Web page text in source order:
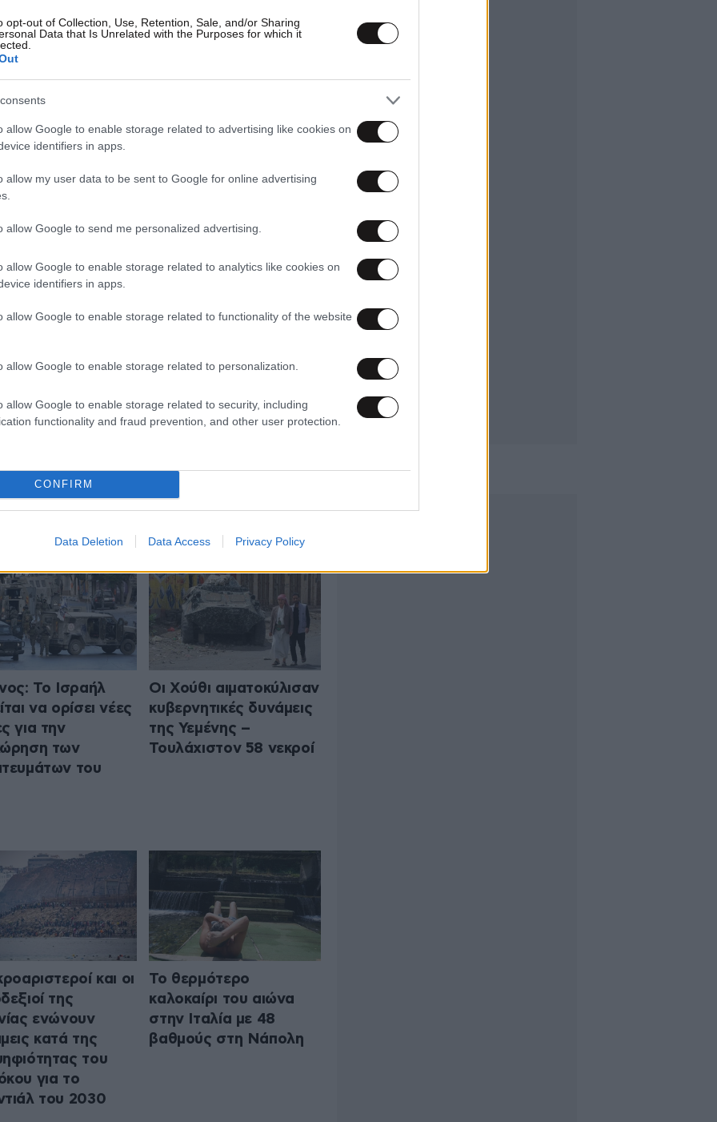
opt-out of Collection, Use, Retention, Sale, and/or Sharing
Data that Is Unrelated with the Purposes for which it
allow Google to enable storage related to advertising like cookies on
identifiers in apps.
allow my user data to be sent to Google for online advertising
allow Google to send me personalized advertising.
allow Google to enable storage related to analytics like cookies on
identifiers in apps.
allow Google to enable storage related to functionality of the website
allow Google to enable storage related to personalization.
allow Google to enable storage related to security, including
functionality and fraud prevention, and other user protection.
CONFIRM
Data Deletion Data Access Privacy Policy
και να το επικοινωνούν, να μιλούν
κάποιο παράπονο που έχουν από τον έξω
ενώ τρέφουν τη μανία τους με
μελετήθηκαν, σχεδόν κάθε «μοναχικός λύκος»
μίσος για κάποια κοινωνική ομάδα. Υπήρξε
τεχνολογία και άλλος που πίστευε στην
ανατίναξε ένα αυτοκίνητο έξω από τα
της Νορβηγίας και στη συνέχεια πήγε στην
σκότωσε άλλους 69 ανθρώπους, κυρίως
τους ξένους στη χώρα του.
είναι επίσης ότι μισούν με πάθος,
FBI.
ΤΟΝ ΚΟΣΜΟ ΟΛΑ ΤΑ ΑΡΘΡΑ
Το Ισραήλ
να ορίσει νέες
για την
των
του
Οι Χούθι αιματοκύλισαν
κυβερνητικές δυνάμεις
της Υεμένης –
Τουλάχιστον 58 νεκροί
και οι
της
ενώνουν
κατά της
του
για το
του 2030
Το θερμότερο
καλοκαίρι του αιώνα
στην Ιταλία με 48
βαθμούς στη Νάπολη